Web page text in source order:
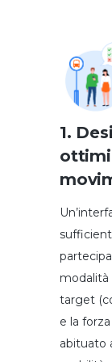
1.
modalità
target
e la
abituato